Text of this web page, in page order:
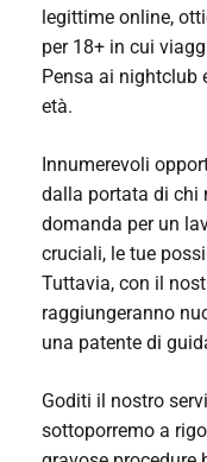
legittime online,
per 18+ in cui
Pensa ai nightclub
età.
Innumerevoli
dalla portata di chi
domanda per un
cruciali, le tue
Tuttavia, con il
raggiungeranno
una patente di
Goditi il nostro
sottoporremo a